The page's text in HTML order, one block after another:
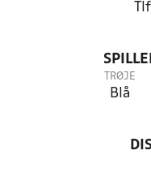
TRØJE
Blå